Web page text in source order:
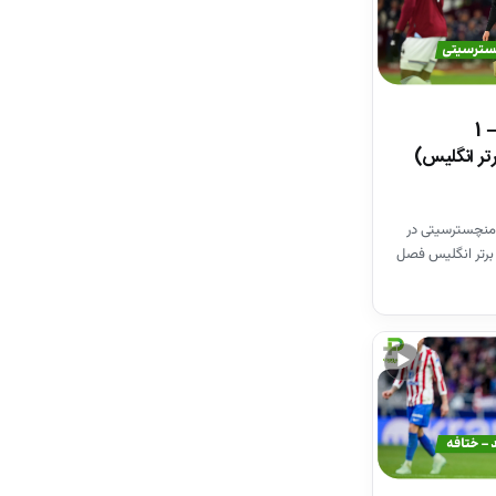
خلاصه بازی وستهم 1 – 1
انگلیس)
در
انگلیس فصل
▶